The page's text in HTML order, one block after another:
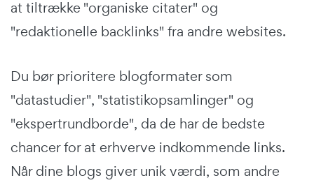
at tiltrække "organiske citater" og
"redaktionelle backlinks" fra andre websites.
Du bør prioritere blogformater som
"datastudier", "statistikopsamlinger" og
"ekspertrundborde", da de har de bedste
chancer for at erhverve indkommende links.
Når dine blogs giver unik værdi, som andre